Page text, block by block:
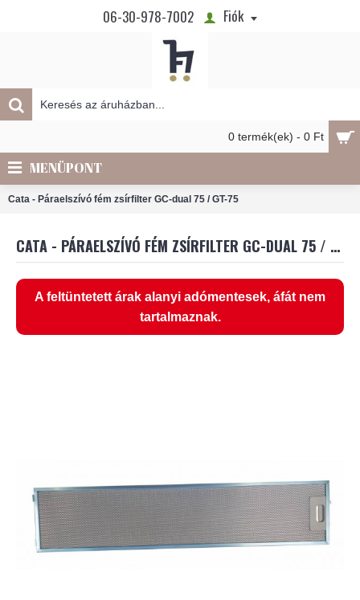
06-30-978-7002 Fiók
0 termék(ek) - 0 Ft
MENÜPONT
Cata - Páraelszívó fém zsírfilter GC-dual 75 / GT-75
CATA - PÁRAELSZÍVÓ FÉM ZSÍRFILTER GC-DUAL 75 / GT-75
A feltüntetett árak alanyi adómentesek, áfát nem
tartalmaznak.